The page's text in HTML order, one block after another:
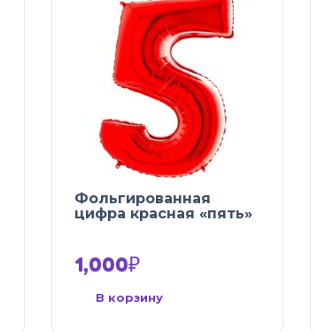
Фольгированная
цифра красная «пять»
1,000₽
В корзину